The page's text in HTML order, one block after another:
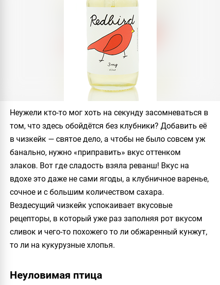
Неужели кто-то мог хоть на секунду засомневаться в
том, что здесь обойдётся без клубники? Добавить её
в чизкейк — святое дело, а чтобы не было совсем уж
банально, нужно «приправить» вкус оттенком
злаков. Вот где сладость взяла реванш! Вкус на
вдохе это даже не сами ягоды, а клубничное варенье,
сочное и с большим количеством сахара.
Вездесущий чизкейк успокаивает вкусовые
рецепторы, в который уже раз заполняя рот вкусом
сливок и чего-то похожего то ли обжаренный кунжут,
то ли на кукурузные хлопья.
Неуловимая птица